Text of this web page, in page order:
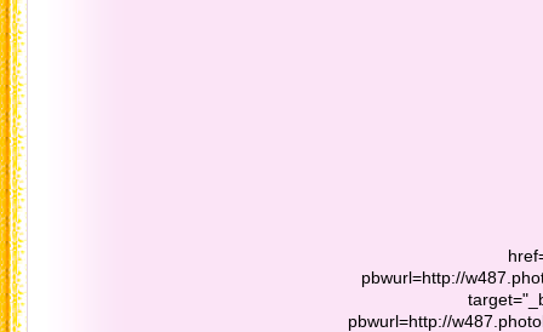
pbwurl=http://
pbwurl=http://